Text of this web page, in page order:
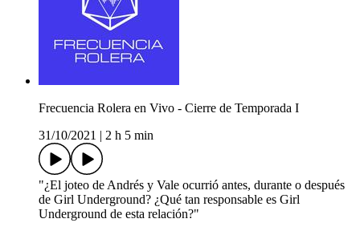
Frecuencia Rolera en Vivo - Cierre de Temporada I
31/10/2021
2 h 5 min
"¿El joteo de Andrés y Vale ocurrió antes, durante o después
de Girl Underground? ¿Qué tan responsable es Girl
Underground de esta relación?"